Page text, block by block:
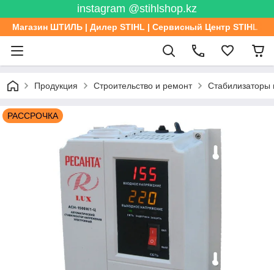
instagram @stihlshop.kz
Магазин ШТИЛЬ | Дилер STIHL | Сервисный Центр STIHL
Продукция Строительство и ремонт Стабилизаторы
РАССРОЧКА